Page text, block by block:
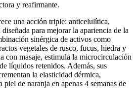
y reafirmante.
una acción triple: anticelulítica,
para mejorar la apariencia de la
sinérgica de activos como
vegetales de rusco, fucus, hiedra y
con masaje, estimula la microcirculación
líquidos retenidos. Además, sus
la elasticidad dérmica,
de naranja en apenas 4 semanas de